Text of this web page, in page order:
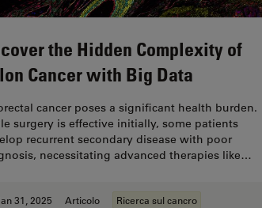
the Hidden Complexity of
Cancer with Big Data
cancer poses a significant health burden.
surgery is effective initially, some patients
recurrent secondary disease with poor
necessitating advanced therapies like…
31, 2025 Articolo Ricerca sul cancro